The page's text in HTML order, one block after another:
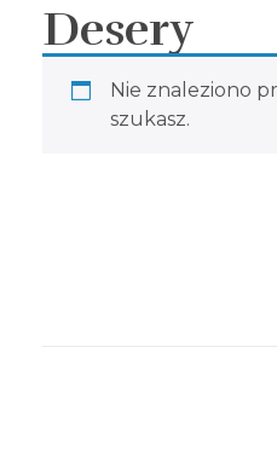
Desery
Nie znaleziono
szukasz.